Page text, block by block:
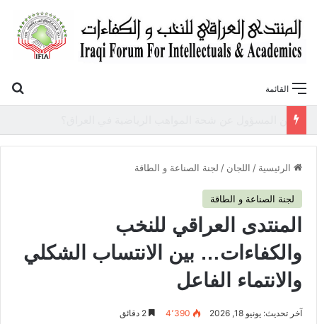
القائمة
الرئيسية / اللجان / لجنة الصناعة و الطاقة
لجنة الصناعة و الطاقة
المنتدى العراقي للنخب
والكفاءات… بين الانتساب الشكلي
والانتماء الفاعل
آخر تحديث: يونيو 18, 2026 4٬390